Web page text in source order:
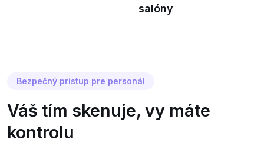
Bezpečný prístup pre personál
Váš tím skenuje, vy máte
kontrolu